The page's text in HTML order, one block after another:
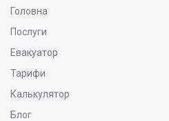
Головна
Послуги
Евакуатор
Тарифи
Калькулятор
Блог